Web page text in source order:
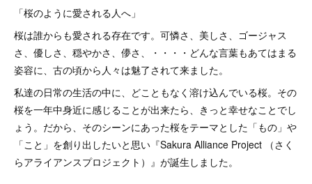
「桜のように愛される人へ」
桜は誰からも愛される存在です。可憐さ、美しさ、ゴージャス
さ、優しさ、穏やかさ、儚さ、・・・・どんな言葉もあてはまる
姿容に、古の頃から人々は魅了されて来ました。
私達の日常の生活の中に、どこともなく溶け込んでいる桜。その
桜を一年中身近に感じることが出来たら、きっと幸せなことでし
ょう。だから、そのシーンにあった桜をテーマとした「もの」や
「こと」を創り出したいと思い『Sakura Alliance Project （さく
らアライアンスプロジェクト）』が誕生しました。